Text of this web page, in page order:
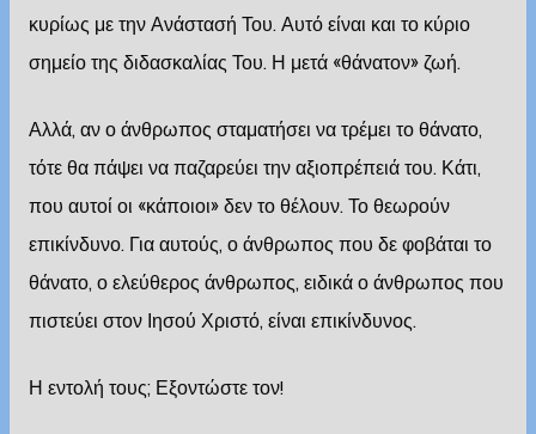
κυρίως με την Ανάστασή Του. Αυτό είναι και το κύριο
σημείο της διδασκαλίας Του. Η μετά «θάνατον» ζωή.
Αλλά, αν ο άνθρωπος σταματήσει να τρέμει το θάνατο,
τότε θα πάψει να παζαρεύει την αξιοπρέπειά του. Κάτι,
που αυτοί οι «κάποιοι» δεν το θέλουν. Το θεωρούν
επικίνδυνο. Για αυτούς, ο άνθρωπος που δε φοβάται το
θάνατο, ο ελεύθερος άνθρωπος, ειδικά ο άνθρωπος που
πιστεύει στον Ιησού Χριστό, είναι επικίνδυνος.
Η εντολή τους; Εξοντώστε τον!